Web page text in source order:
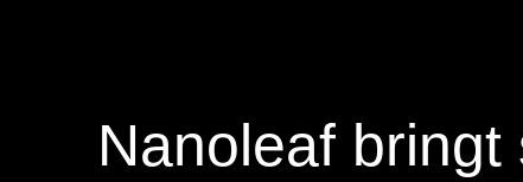
Nanoleaf